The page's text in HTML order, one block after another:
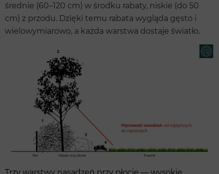
średnie (60–120 cm) w środku rabaty, niskie (do 50
cm) z przodu. Dzięki temu rabata wygląda gęsto i
wielowymiarowo, a każda warstwa dostaje światło.